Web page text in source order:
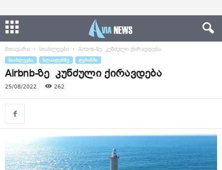
მთავარი სიახლეები Airbnb-ზე კუნძული ქირავდება
ᲡᲘᲐᲮᲚᲔᲔᲑᲘ ᲡᲚᲐᲘᲓᲔᲠᲖᲔ ᲢᲣᲠᲘᲖᲛᲘ
Airbnb-ზე კუნძული ქირავდება
25/08/2022 262